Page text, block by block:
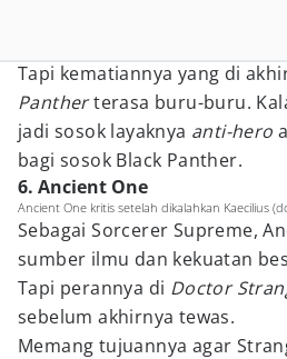
Tapi kematiannya yang di
Pantherterasa buru-buru.
jadi sosok layaknya anti-hero
bagi sosok Black Panther.
6. Ancient One
Ancient One kritis setelah dikalahkan Kaecilius
Sebagai Sorcerer Supreme,
sumber ilmu dan kekuatan
Tapi perannya di Doctor
sebelum akhirnya tewas.
Memang tujuannya agar